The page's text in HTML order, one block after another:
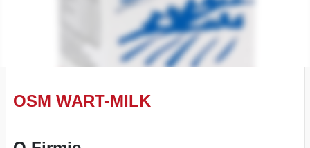
OSM WART-MILK